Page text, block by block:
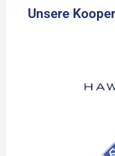
Unsere